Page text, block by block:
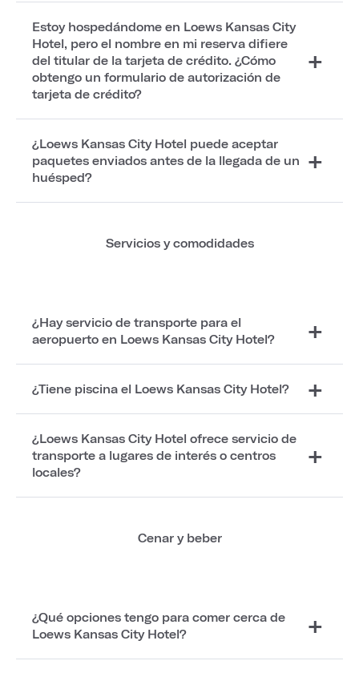
Estoy hospedándome en Loews Kansas City
Hotel, pero el nombre en mi reserva difiere
del titular de la tarjeta de crédito. ¿Cómo
obtengo un formulario de autorización de
tarjeta de crédito?
¿Loews Kansas City Hotel puede aceptar
paquetes enviados antes de la llegada de un
huésped?
Servicios y comodidades
¿Hay servicio de transporte para el
aeropuerto en Loews Kansas City Hotel?
¿Tiene piscina el Loews Kansas City Hotel?
¿Loews Kansas City Hotel ofrece servicio de
transporte a lugares de interés o centros
locales?
Cenar y beber
¿Qué opciones tengo para comer cerca de
Loews Kansas City Hotel?